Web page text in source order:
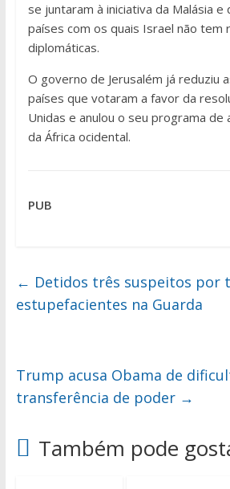
se juntaram à iniciativa da Malásia e
países com os quais Israel não tem
diplomáticas.
O governo de Jerusalém já reduziu
países que votaram a favor da
Unidas e anulou o seu programa de
da África ocidental.
PUB
← Detidos três suspeitos por
estupefacientes na Guarda
Trump acusa Obama de
transferência de poder →
Também pode